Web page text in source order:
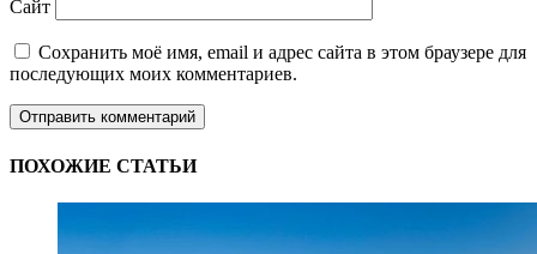
Сайт
Сохранить моё имя, email и адрес сайта в этом браузере для
последующих моих комментариев.
ПОХОЖИЕ СТАТЬИ